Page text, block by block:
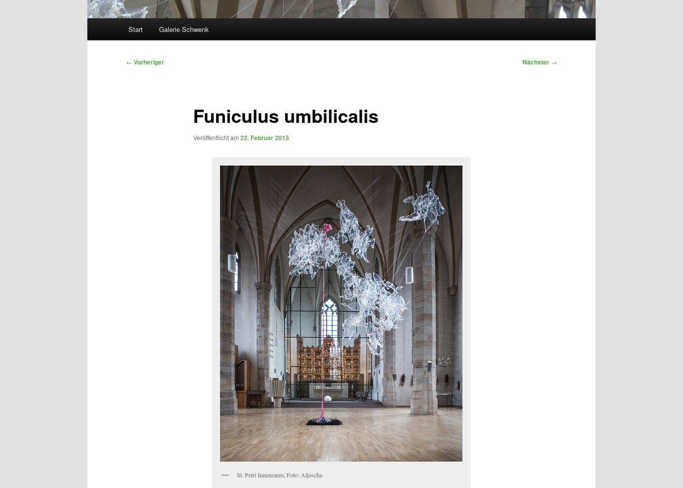
Start Galerie Schwenk
Beitragsnavigation
← Vorheriger Nächster →
Funiculus umbilicalis
Veröffentlicht am 22. Februar 2015
St. Petri Innenraum, Foto: Aljoscha